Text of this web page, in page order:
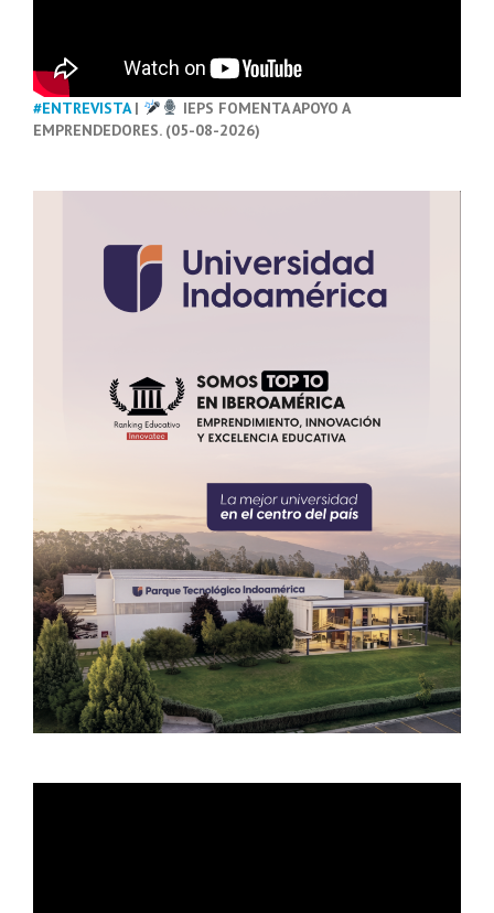
#ENTREVISTA|
IEPS FOMENTA APOYO A
EMPRENDEDORES. (05-08-2026)